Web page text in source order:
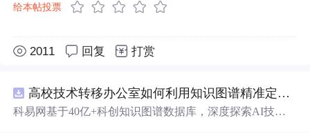
给本帖投票
2011 回复 打赏
高校技术转移办公室如何利用知识图谱精准定位产业需求与技术适配点？.docx
科易网基于40亿+科创知识图谱数据库，深度探索AI技术